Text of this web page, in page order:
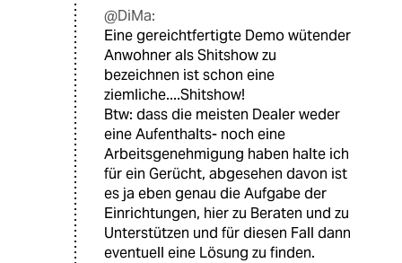
@DiMa:
Eine gereichtfertigte Demo wütender
Anwohner als Shitshow zu
bezeichnen ist schon eine
ziemliche....Shitshow!
Btw: dass die meisten Dealer weder
eine Aufenthalts- noch eine
Arbeitsgenehmigung haben halte ich
für ein Gerücht, abgesehen davon ist
es ja eben genau die Aufgabe der
Einrichtungen, hier zu Beraten und zu
Unterstützen und für diesen Fall dann
eventuell eine Lösung zu finden.